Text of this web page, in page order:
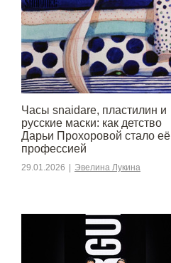
Часы snaidare, пластилин и
русские маски: как детство
Дарьи Прохоровой стало её
профессией
29.01.2026 Эвелина Лукина